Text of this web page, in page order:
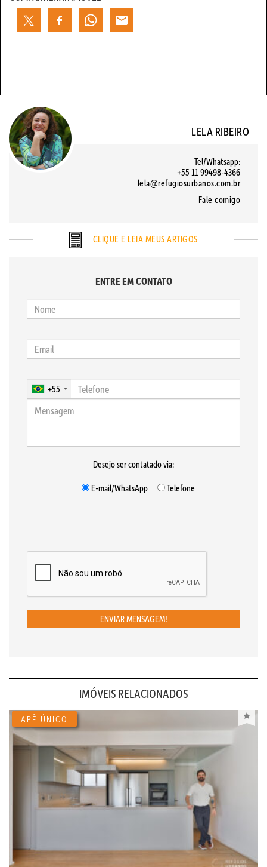
LELA RIBEIRO
Tel/Whatsapp:
+55 11 99498-4366
lela@refugiosurbanos.com.br
Fale comigo
CLIQUE E LEIA MEUS ARTIGOS
ENTRE EM CONTATO
+55
Desejo ser contatado via:
E-mail/WhatsApp
Telefone
ENVIAR MENSAGEM!
IMÓVEIS RELACIONADOS